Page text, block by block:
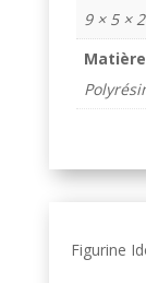
9 × 5 ×
Matière
Figurine